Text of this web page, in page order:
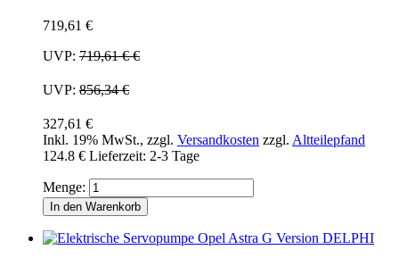
719,61 €
UVP: 719,61 €€
UVP: 856,34 €
327,61 €
Inkl. 19% MwSt., zzgl. Versandkosten zzgl. Altteilepfand
124.8 € Lieferzeit: 2-3 Tage
Menge:
In den Warenkorb